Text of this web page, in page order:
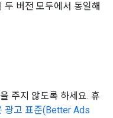
두 버전 모두에서 동일해
주지 않도록 하세요. 휴
광고 표준(Better Ads